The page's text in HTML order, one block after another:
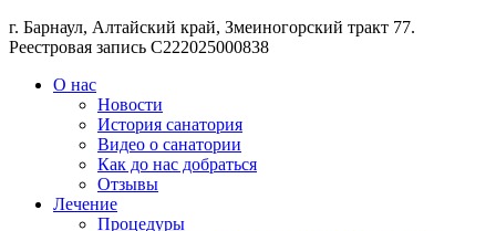
г. Барнаул, Алтайский край, Змеиногорский тракт 77.
Реестровая запись С222025000838
О нас
Новости
История санатория
Видео о санатории
Как до нас добраться
Отзывы
Лечение
Процедуры